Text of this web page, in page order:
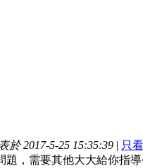
於 2017-5-25 15:35:39 | 只
題，需要其他大大給你指